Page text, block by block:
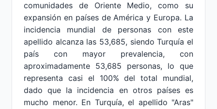
comunidades de Oriente Medio, como su
expansión en países de América y Europa. La
incidencia mundial de personas con este
apellido alcanza las 53,685, siendo Turquía el
país con mayor prevalencia, con
aproximadamente 53,685 personas, lo que
representa casi el 100% del total mundial,
dado que la incidencia en otros países es
mucho menor. En Turquía, el apellido "Aras"